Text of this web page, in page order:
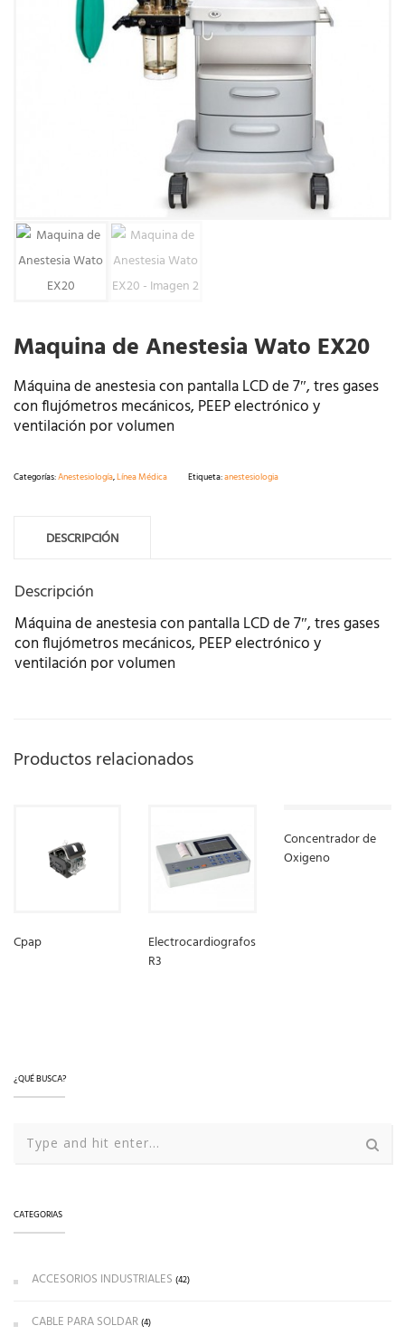
Maquina de Anestesia Wato EX20
Máquina de anestesia con pantalla LCD de 7″, tres gases
con flujómetros mecánicos, PEEP electrónico y
ventilación por volumen
Categorías:Anestesiología,Línea Médica Etiqueta:anestesiologia
DESCRIPCIÓN
Descripción
Máquina de anestesia con pantalla LCD de 7″, tres gases
con flujómetros mecánicos, PEEP electrónico y
ventilación por volumen
Productos relacionados
Cpap
Electrocardiografos
R3
Concentrador de
Oxigeno
¿QUÉ BUSCA?
CATEGORIAS
ACCESORIOS INDUSTRIALES (42)
CABLE PARA SOLDAR(4)